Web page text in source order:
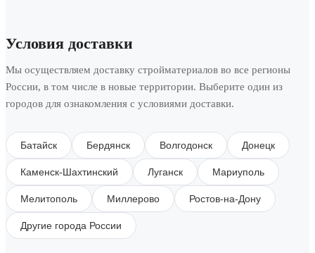
Условия доставки
Мы осуществляем доставку стройматериалов во все регионы
России, в том числе в новые территории. Выберите один из
городов для ознакомления с условиями доставки.
Батайск Бердянск Волгодонск Донецк
Каменск-Шахтинский Луганск Мариуполь
Мелитополь Миллерово Ростов-на-Дону
Другие города России